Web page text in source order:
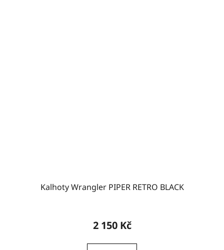
Kalhoty Wrangler PIPER RETRO BLACK
2 150 Kč